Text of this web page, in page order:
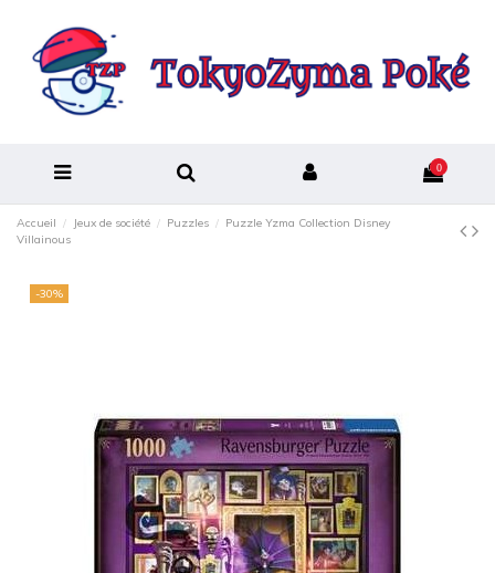
0
Accueil Jeux de société Puzzles
Puzzle Yzma Collection Disney
Villainous
-30%